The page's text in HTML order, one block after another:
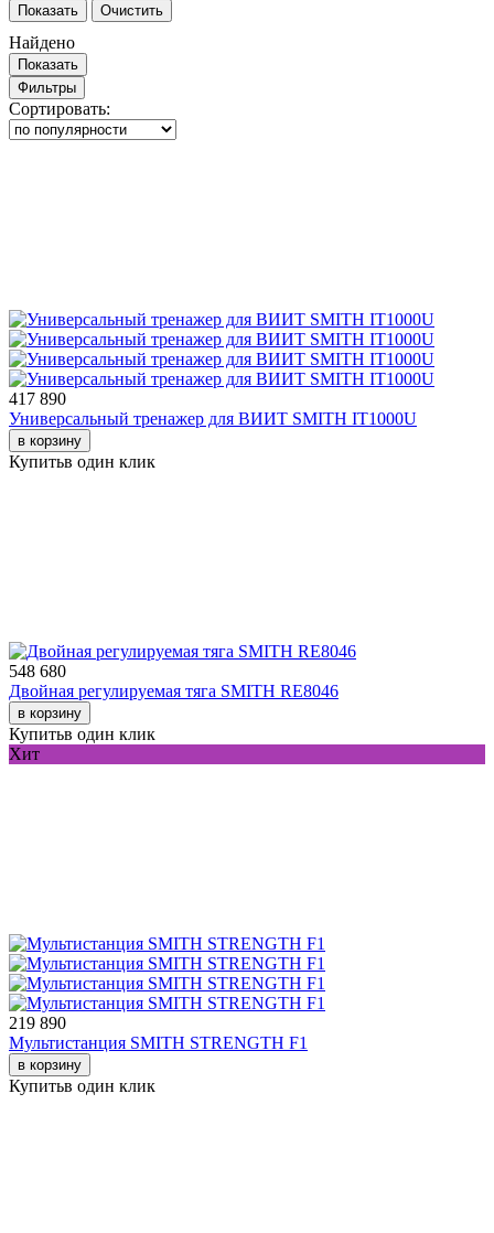
Показать Очистить
Найдено
Показать
Фильтры
Сортировать:
417 890
Универсальный тренажер для ВИИТ SMITH IT1000U
в корзину
Купитьв один клик
548 680
Двойная регулируемая тяга SMITH RE8046
в корзину
Купитьв один клик
Хит
219 890
Мультистанция SMITH STRENGTH F1
в корзину
Купитьв один клик